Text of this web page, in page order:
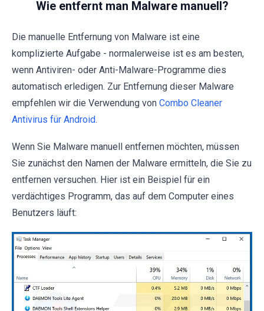
Wie entfernt man Malware manuell?
Die manuelle Entfernung von Malware ist eine
komplizierte Aufgabe - normalerweise ist es am besten,
wenn Antiviren- oder Anti-Malware-Programme dies
automatisch erledigen. Zur Entfernung dieser Malware
empfehlen wir die Verwendung von Combo Cleaner
Antivirus für Android.
Wenn Sie Malware manuell entfernen möchten, müssen
Sie zunächst den Namen der Malware ermitteln, die Sie zu
entfernen versuchen. Hier ist ein Beispiel für ein
verdächtiges Programm, das auf dem Computer eines
Benutzers läuft: